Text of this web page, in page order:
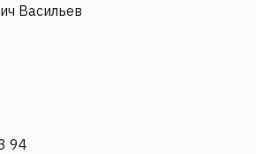
Васильев
94